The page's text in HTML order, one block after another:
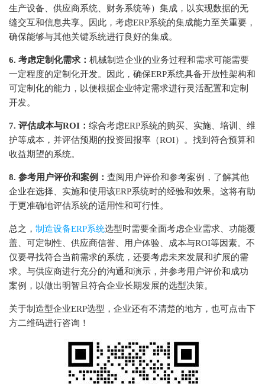
生产设备、供应商系统、财务系统等）集成，以实现数据的无
缝交互和信息共享。因此，考虑ERP系统的集成能力至关重要，
确保能够与其他关键系统进行良好的集成。
6. 考虑定制化需求： 机械制造企业的业务过程和需求可能需要
一定程度的定制化开发。因此，确保ERP系统具备开放性架构和
可定制化的能力，以便根据企业特定需求进行灵活配置和定制
开发。
7. 评估成本与ROI： 综合考虑ERP系统的购买、实施、培训、维
护等成本，并评估预期的投资回报率（ROI）。找到符合预算和
收益期望的系统。
8. 参考用户评价和案例： 查阅用户评价和参考案例，了解其他
企业在选择、实施和使用该ERP系统时的经验和效果。这将有助
于更准确地评估系统的适用性和可行性。
总之， 制造设备ERP系统选型时需要全面考虑企业需求、功能覆
盖、可定制性、供应商信誉、用户体验、成本与ROI等因素。不
仅要寻找符合当前需求的系统，还要考虑未来发展和扩展的需
求。与供应商进行充分的沟通和演示，并参考用户评价和成功
案例，以做出明智且符合企业长期发展的选型决策。
关于制造型企业ERP选型，企业还有不清楚的地方，也可点击下
方二维码进行咨询！